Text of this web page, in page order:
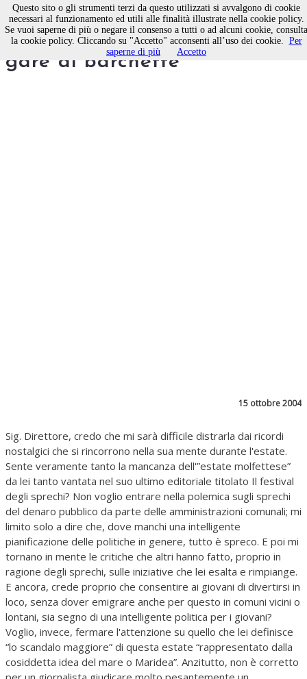
Il festival degli sprechi e le
gare di barchette
15 ottobre 2004
Sig. Direttore, credo che mi sarà difficile distrarla dai ricordi
nostalgici che si rincorrono nella sua mente durante l'estate.
Sente veramente tanto la mancanza dell'”estate molfettese”
da lei tanto vantata nel suo ultimo editoriale titolato Il festival
degli sprechi? Non voglio entrare nella polemica sugli sprechi
del denaro pubblico da parte delle amministrazioni comunali; mi
limito solo a dire che, dove manchi una intelligente
pianificazione delle politiche in genere, tutto è spreco. E poi mi
tornano in mente le critiche che altri hanno fatto, proprio in
ragione degli sprechi, sulle iniziative che lei esalta e rimpiange.
E ancora, crede proprio che consentire ai giovani di divertirsi in
loco, senza dover emigrare anche per questo in comuni vicini o
lontani, sia segno di una intelligente politica per i giovani?
Voglio, invece, fermare l'attenzione su quello che lei definisce
“lo scandalo maggiore” di questa estate “rappresentato dalla
cosiddetta idea del mare o Maridea”. Anzitutto, non è corretto
Questo sito o gli strumenti terzi da questo utilizzati si avvalgono di cookie
necessari al funzionamento ed utili alle finalità illustrate nella cookie policy.
Se vuoi saperne di più o negare il consenso a tutti o ad alcuni cookie, consulta
la cookie policy. Cliccando su "Accetto" acconsenti all’uso dei cookie. Per
saperne di più
Accetto